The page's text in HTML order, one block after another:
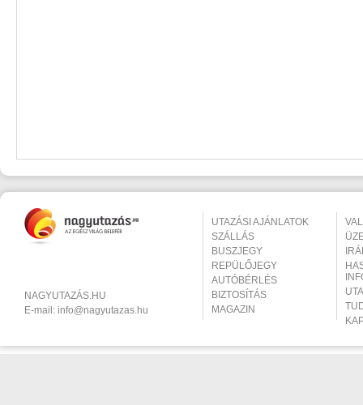
NAGYUTAZÁS.HU
E-mail: info@nagyutazas.hu
UTAZÁSI AJÁNLATOK
SZÁLLÁS
BUSZJEGY
REPÜLŐJEGY
AUTÓBÉRLÉS
BIZTOSÍTÁS
MAGAZIN